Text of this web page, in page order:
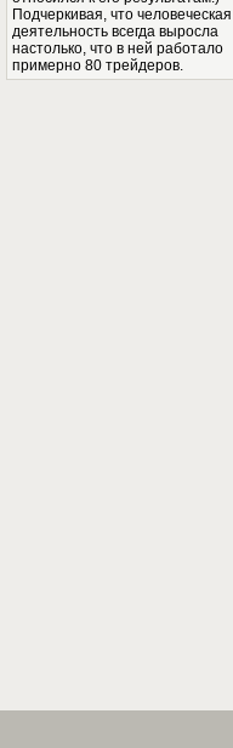
Подчеркивая, что человеческая
деятельность всегда выросла
настолько, что в ней работало
примерно 80 трейдеров.